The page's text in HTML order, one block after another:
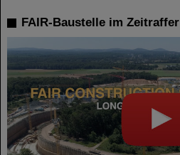
FAIR-Baustelle im Zeitraffer